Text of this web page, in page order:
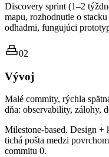
Discovery sprint (1–2
mapu, rozhodnutie o
odhadmi, fungujúci
02
Vývoj
Malé commity, rýchla
dňa: observability, zálohy,
Milestone-based. Design +
tichá pošta medzi
commitu 0.